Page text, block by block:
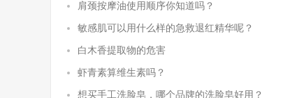
肩颈按摩油使用顺序你知道吗？
敏感肌可以用什么样的急救退红精华呢？
白木香提取物的危害
虾青素算维生素吗？
想买手工洗脸皂，哪个品牌的洗脸皂好用？